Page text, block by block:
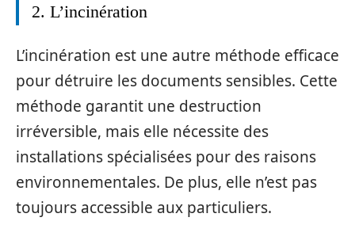
2. L’incinération
L’incinération est une autre méthode efficace
pour détruire les documents sensibles. Cette
méthode garantit une destruction
irréversible, mais elle nécessite des
installations spécialisées pour des raisons
environnementales. De plus, elle n’est pas
toujours accessible aux particuliers.